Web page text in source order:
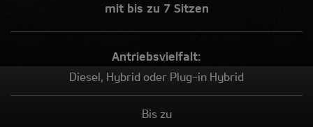
mit bis zu 7 Sitzen
Antriebs­vielfalt:
Diesel, Hybrid oder Plug-in Hybrid
Bis zu